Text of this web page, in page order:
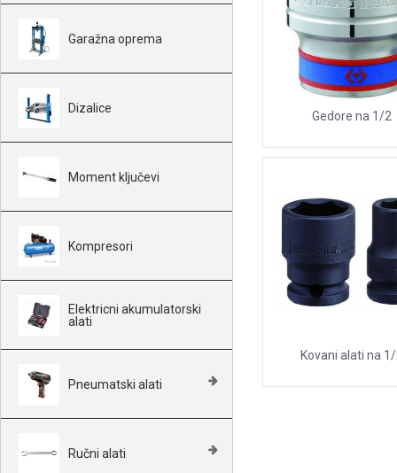
Garažna oprema
Dizalice
Moment ključevi
Kompresori
Elektricni akumulatorski
alati
Pneumatski alati
Ručni alati
Gedore na 1/2
Kovani alati na